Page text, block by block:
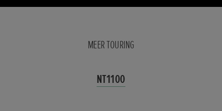
MEER TOURING
NT1100